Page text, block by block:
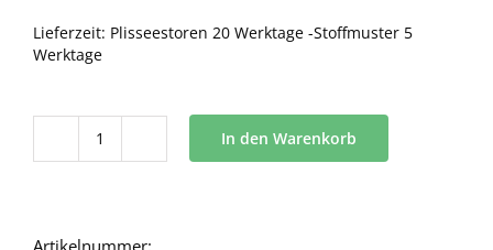
Lieferzeit: Plisseestoren 20 Werktage -Stoffmuster 5
Werktage
BB
In den Warenkorb
Artikelnummer: